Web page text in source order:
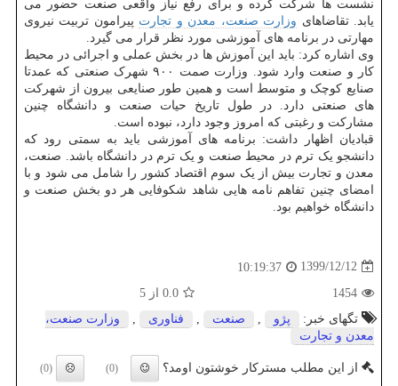
نشست ها شرکت کرده و برای رفع نیاز واقعی صنعت حضور می
یابد. تقاضاهای وزارت صنعت، معدن و تجارت پیرامون تربیت نیروی
مهارتی در برنامه های آموزشی مورد نظر قرار می گیرد.
وی اشاره کرد: باید این آموزش ها در بخش عملی و اجرائی در محیط
کار و صنعت وارد شود. وزارت صمت ۹۰۰ شهرک صنعتی که عمدتا
صنایع کوچک و متوسط است و همین طور صنایعی بیرون از شهرکت
های صنعتی دارد. در طول تاریخ حیات صنعت و دانشگاه چنین
مشارکت و رغبتی که امروز وجود دارد، نبوده است.
قبادیان اظهار داشت: برنامه های آموزشی باید به سمتی رود که
دانشجو یک ترم در محیط صنعت و یک ترم در دانشگاه باشد. صنعت،
معدن و تجارت بیش از یک سوم اقتصاد کشور را شامل می شود و با
امضای چنین تفاهم نامه هایی شاهد شکوفایی هر دو بخش صنعت و
دانشگاه خواهیم بود.
1399/12/12
10:19:37
1454
0.0 از 5
تگهای خبر:
پژو صنعت فناوری
وزارت صنعت،
معدن و تجارت
از این مطلب مسترکار خوشتون اومد؟ (0)
(0)